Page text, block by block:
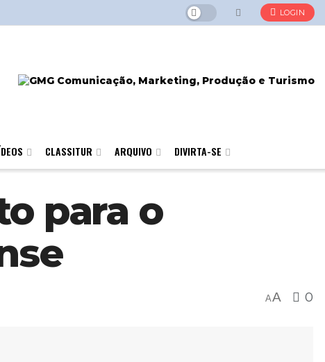
LOGIN
CLASSITUR ARQUIVO DIVIRTA-SE
para o
AA 0